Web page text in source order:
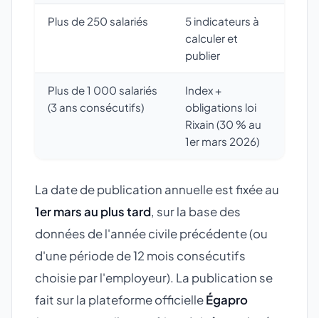
Plus de 250 salariés
5 indicateurs à
calculer et
publier
Plus de 1 000 salariés
(3 ans consécutifs)
Index +
obligations loi
Rixain (30 % au
1er mars 2026)
La date de publication annuelle est fixée au
1er mars au plus tard, sur la base des
données de l'année civile précédente (ou
d'une période de 12 mois consécutifs
choisie par l'employeur). La publication se
fait sur la plateforme officielleÉgapro